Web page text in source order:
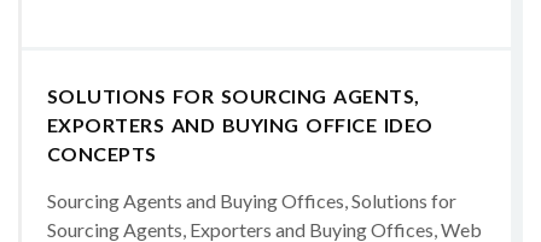
SOLUTIONS FOR SOURCING AGENTS,
EXPORTERS AND BUYING OFFICE IDEO
CONCEPTS
Sourcing Agents and Buying Offices, Solutions for
Sourcing Agents, Exporters and Buying Offices, Web